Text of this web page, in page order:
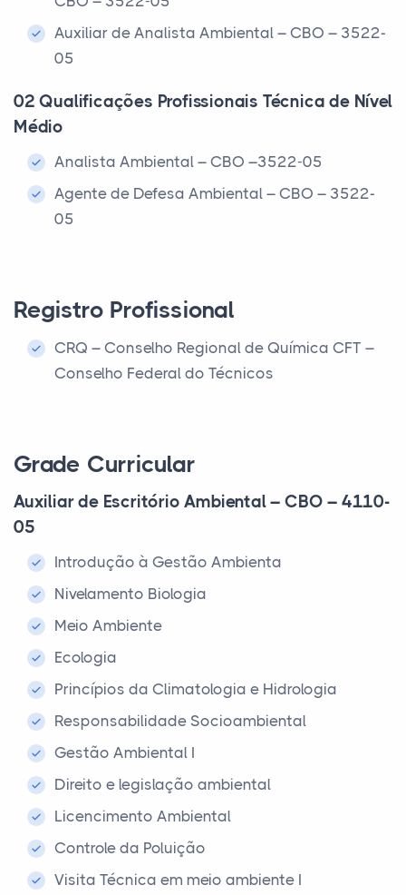
Auxiliar de Analista Ambiental – CBO – 3522-
05
02 Qualificações Profissionais Técnica de Nível
Médio
Analista Ambiental – CBO –3522-05
Agente de Defesa Ambiental – CBO – 3522-
05
Registro Profissional
CRQ – Conselho Regional de Química CFT –
Conselho Federal do Técnicos
Grade Curricular
Auxiliar de Escritório Ambiental – CBO – 4110-
05
Introdução à Gestão Ambienta
Nivelamento Biologia
Meio Ambiente
Ecologia
Princípios da Climatologia e Hidrologia
Responsabilidade Socioambiental
Gestão Ambiental I
Direito e legislação ambiental
Licencimento Ambiental
Controle da Poluição
Visita Técnica em meio ambiente I